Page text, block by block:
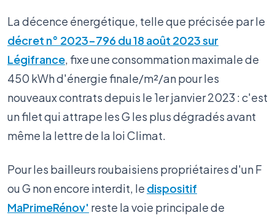
La décence énergétique, telle que précisée par le
décret n° 2023-796 du 18 août 2023 sur
Légifrance, fixe une consommation maximale de
450 kWh d'énergie finale/m²/an pour les
nouveaux contrats depuis le 1er janvier 2023 : c'est
un filet qui attrape les G les plus dégradés avant
même la lettre de la loi Climat.
Pour les bailleurs roubaisiens propriétaires d'un F
ou G non encore interdit, le dispositif
MaPrimeRénov' reste la voie principale de